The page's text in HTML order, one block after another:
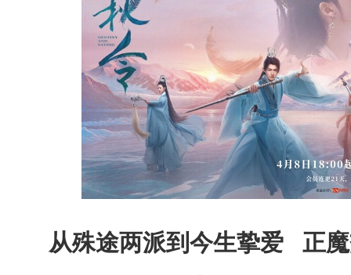
从殊途两派到今生挚爱 正